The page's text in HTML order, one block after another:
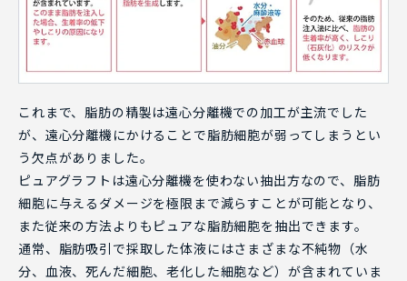
これまで、脂肪の精製は遠心分離機での加工が主流でした
が、遠心分離機にかけることで脂肪細胞が弱ってしまうとい
う欠点がありました。
ピュアグラフトは遠心分離機を使わない抽出方なので、脂肪
細胞に与えるダメージを極限まで減らすことが可能となり、
また従来の方法よりもピュアな脂肪細胞を抽出できます。
通常、脂肪吸引で採取した体液にはさまざまな不純物（水
分、血液、死んだ細胞、老化した細胞など）が含まれていま